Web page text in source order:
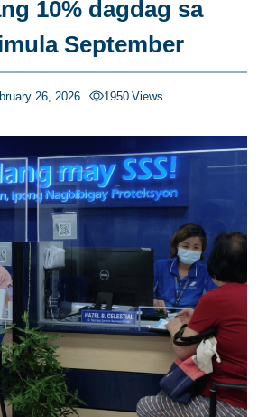
10% dagdag sa
September
26, 2026 1950 Views